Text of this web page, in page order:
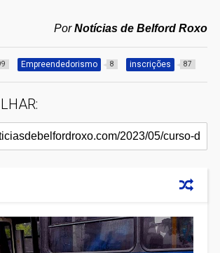
PorNotícias de Belford Roxo
Empreendedorismo 8 inscrições 87